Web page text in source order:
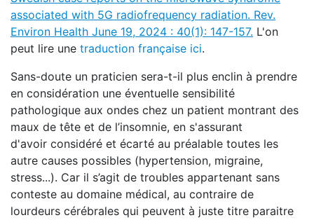
associated with 5G radiofrequency radiation. Rev.
Environ Health June 19, 2024 : 40(1): 147-157. L'on
peut lire une traduction française ici.
Sans-doute un praticien sera-t-il plus enclin à prendre
en considération une éventuelle sensibilité
pathologique aux ondes chez un patient montrant des
maux de tête et de l’insomnie, en s'assurant
d'avoir considéré et écarté au préalable toutes les
autre causes possibles (hypertension, migraine,
stress...). Car il s’agit de troubles appartenant sans
conteste au domaine médical, au contraire de
lourdeurs cérébrales qui peuvent à juste titre paraitre